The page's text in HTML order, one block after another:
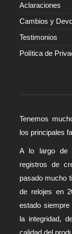
Aclaraciones
Cambios y
Testimonios
Política de
Tenemos
los principales
A lo largo de
registros de
pasado mucho
de relojes en
estado
la integridad,
calidad del